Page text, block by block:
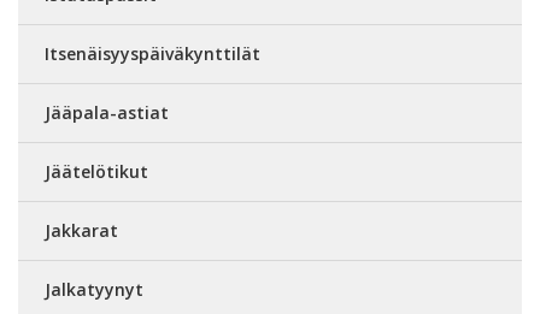
Itsenäisyyspäiväkynttilät
Jääpala-astiat
Jäätelötikut
Jakkarat
Jalkatyynyt